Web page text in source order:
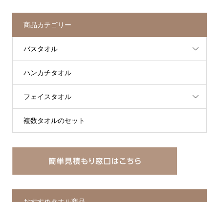
商品カテゴリー
バスタオル
ハンカチタオル
フェイスタオル
複数タオルのセット